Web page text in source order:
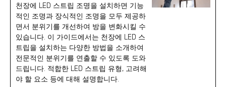
천장에 LED 스트립 조명을 설치하면 기능
적인 조명과 장식적인 조명을 모두 제공하
면서 분위기를 개선하여 방을 변화시킬 수
있습니다. 이 가이드에서는 천장에 LED 스
트립을 설치하는 다양한 방법을 소개하여
전문적인 분위기를 연출할 수 있도록 도와
드립니다. 적합한 LED 스트립 유형, 고려해
야 할 요소 등에 대해 설명합니다.